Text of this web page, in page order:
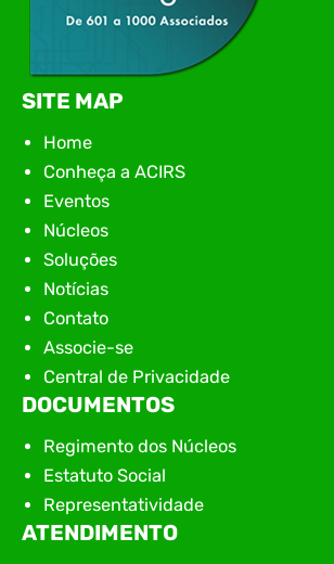
SITE MAP
Home
Conheça a ACIRS
Eventos
Núcleos
Soluções
Notícias
Contato
Associe-se
Central de Privacidade
DOCUMENTOS
Regimento dos Núcleos
Estatuto Social
Representatividade
ATENDIMENTO